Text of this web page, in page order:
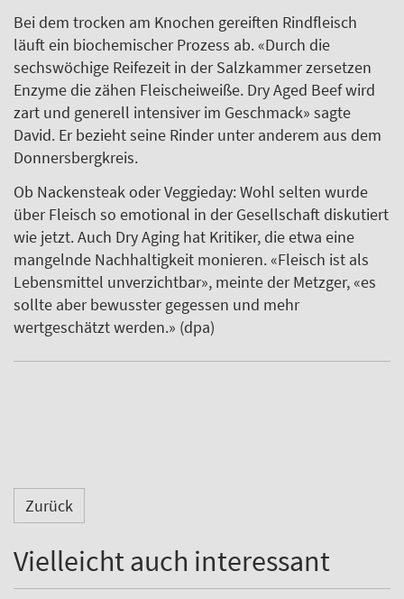
Bei dem trocken am Knochen gereiften Rindfleisch
läuft ein biochemischer Prozess ab. «Durch die
sechswöchige Reifezeit in der Salzkammer zersetzen
Enzyme die zähen Fleischeiweiße. Dry Aged Beef wird
zart und generell intensiver im Geschmack» sagte
David. Er bezieht seine Rinder unter anderem aus dem
Donnersbergkreis.
Ob Nackensteak oder Veggieday: Wohl selten wurde
über Fleisch so emotional in der Gesellschaft diskutiert
wie jetzt. Auch Dry Aging hat Kritiker, die etwa eine
mangelnde Nachhaltigkeit monieren. «Fleisch ist als
Lebensmittel unverzichtbar», meinte der Metzger, «es
sollte aber bewusster gegessen und mehr
wertgeschätzt werden.» (dpa)
Zurück
Vielleicht auch interessant